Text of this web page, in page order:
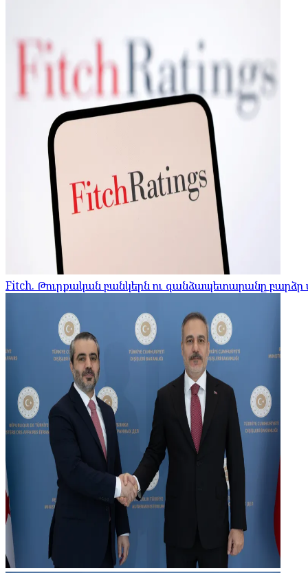
Fitch. Թուրքական բանկերն ու գանձապետարանը բարձր